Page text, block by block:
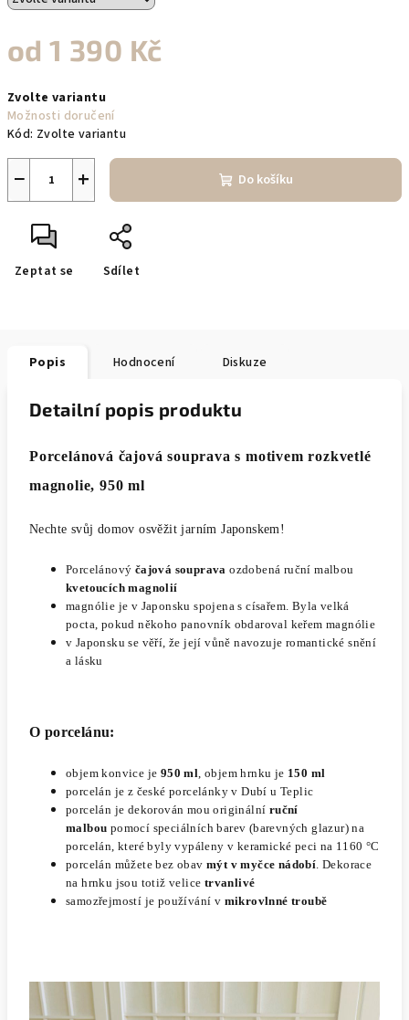
od1 390 Kč
cena:
Zvolte variantu
Možnosti doručení
Kód: Zvolte variantu
+
− Do košíku
Zeptat se Sdílet
Popis Hodnocení Diskuze
Detailní popis produktu
Porcelánová čajová souprava s motivem rozkvetlé
magnolie, 950 ml
Nechte svůj domov osvěžit jarním Japonskem!
Porcelánový čajová souprava ozdobená ruční malbou
kvetoucích magnolií
magnólie je v Japonsku spojena s císařem. Byla velká
pocta, pokud někoho panovník obdaroval keřem magnólie
v Japonsku se věří, že její vůně navozuje romantické snění
a lásku
O porcelánu:
objem konvice je 950 ml, objem hrnku je 150 ml
porcelán je z české porcelánky v Dubí u Teplic
porcelán je dekorován mou originální ruční
malbou pomocí speciálních barev (barevných glazur) na
porcelán, které byly vypáleny v keramické peci na 1160 °C
porcelán můžete bez obav mýt v myčce nádobí. Dekorace
na hrnku jsou totiž velice trvanlivé
samozřejmostí je používání v mikrovlnné troubě